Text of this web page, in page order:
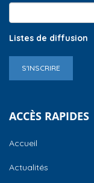
Listes de diffusion
S'INSCRIRE
ACCÈS RAPIDES
Accueil
Actualités